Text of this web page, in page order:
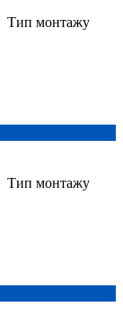
Тип монтажу
Тип монтажу